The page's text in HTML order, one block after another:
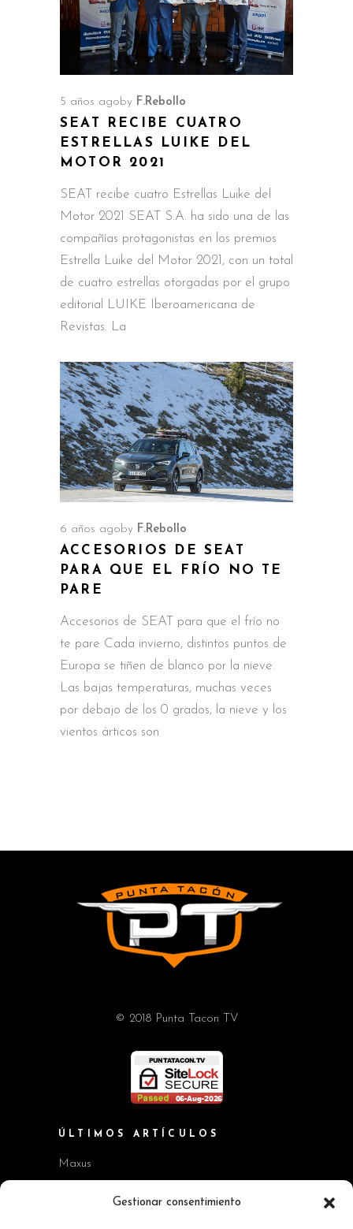
Gestionar consentimiento
5 años agoby F.Rebollo
SEAT RECIBE CUATRO
ESTRELLAS LUIKE DEL
MOTOR 2021
SEAT recibe cuatro Estrellas Luike del
Motor 2021 SEAT S.A. ha sido una de las
compañías protagonistas en los premios
Estrella Luike del Motor 2021, con un total
de cuatro estrellas otorgadas por el grupo
editorial LUIKE Iberoamericana de
Revistas. La
6 años agoby F.Rebollo
ACCESORIOS DE SEAT
PARA QUE EL FRÍO NO TE
PARE
Accesorios de SEAT para que el frío no
te pare Cada invierno, distintos puntos de
Europa se tiñen de blanco por la nieve.
Las bajas temperaturas, muchas veces
por debajo de los 0 grados, la nieve y los
vientos árticos son
© 2018 Punta Tacon TV
ÚLTIMOS ARTÍCULOS
Maxus
Workshop BMW Neue Klasse